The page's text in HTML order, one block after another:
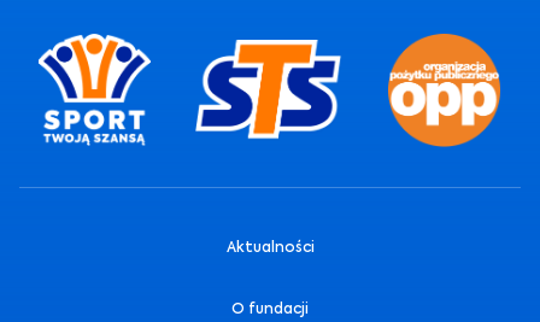
Aktualności
O fundacji